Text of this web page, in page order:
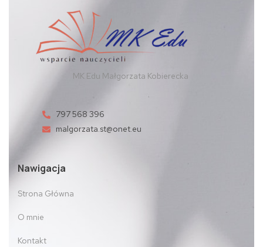
MK Edu Małgorzata Kobierecka
797 568 396
malgorzata.st@onet.eu
Nawigacja
Strona Główna
O mnie
Kontakt